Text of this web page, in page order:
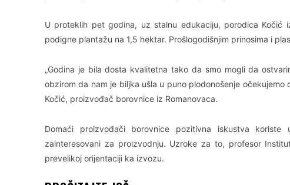
U proteklih pet godina, uz stalnu edukaciju, porodica Kočić
podigne plantažu na 1,5 hektar. Prošlogodišnjim prinosima i
„Godina je bila dosta kvalitetna tako da smo mogli da
obzirom da nam je biljka ušla u puno plodonošenje
Kočić, proizvođač borovnice iz Romanovaca.
Domaći proizvođači borovnice pozitivna iskustva
zainteresovani za proizvodnju. Uzroke za to, profesor
prevelikoj orijentaciji ka izvozu.